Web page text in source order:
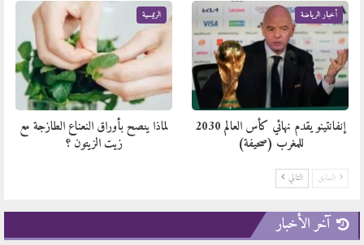
أخبار الرياضة
إنفانتينو يقدم نهائي كأس العالم 2030
للمغرب (صحيفة)
الرئيسية
لماذا ينصح بأوراق النعناع الطازجة مع
زيت الزيتون ؟
السابق التالي
آخر الأخبار